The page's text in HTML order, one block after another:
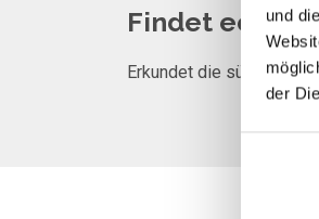
und
der
Findet echte
Erkundet die süßen